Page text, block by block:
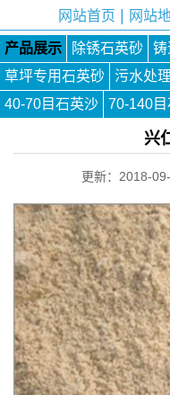
网站首页 网站
产品展示 除锈石英砂 铸
草坪专用石英砂
污水处
40-70目石英沙
70-140
兴
更新：2018-